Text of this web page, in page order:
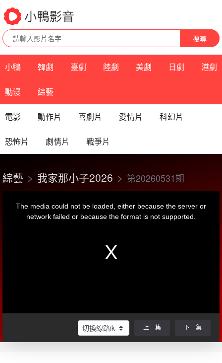
搜尋
小鴨 韓劇 臺劇 陸劇 美劇 日劇 港劇
動漫 綜藝
電影 動作片 喜劇片 愛情片 科幻片
恐怖片 劇情片 戰爭片
綜藝 我家那小子2026 第20260531期
上一集 下一集